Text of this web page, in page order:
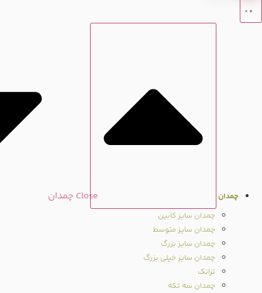
چمدان Close چمدان
چمدان سایز کابین
چمدان سایز متوسط
چمدان سایز بزرگ
چمدان سایز خیلی بزرگ
ترانک
چمدان سه تکه